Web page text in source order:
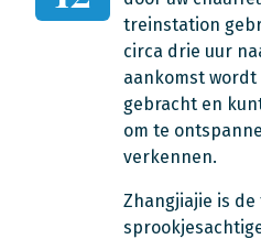
treinstation
circa drie uur
aankomst
gebracht en
om te
verkennen.
Zhangjiajie is